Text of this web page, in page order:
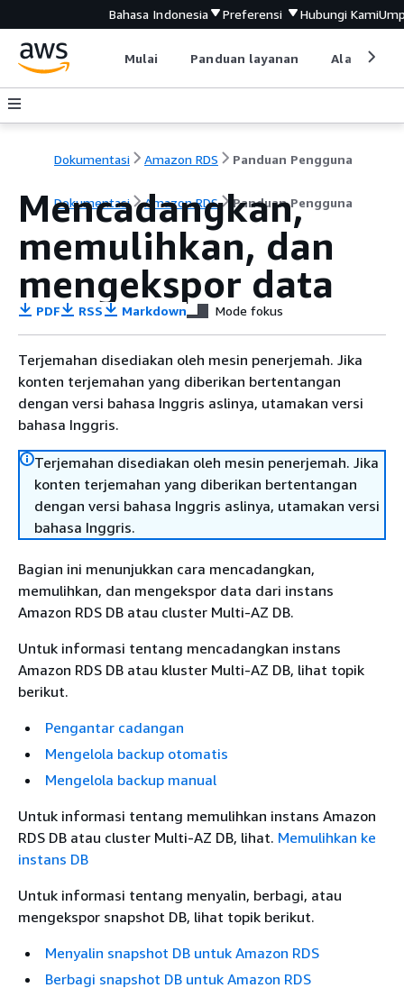
Bahasa Indonesia Preferensi Hubungi Kami
Mulai Panduan layanan Alat
Dokumentasi Amazon RDS Panduan Pengguna
Dokumentasi Amazon RDS Panduan Pengguna
Mencadangkan,
memulihkan, dan
mengekspor data
PDF RSS Markdown Mode fokus
Terjemahan disediakan oleh mesin penerjemah. Jika
konten terjemahan yang diberikan bertentangan
dengan versi bahasa Inggris aslinya, utamakan versi
bahasa Inggris.
Terjemahan disediakan oleh mesin penerjemah. Jika
konten terjemahan yang diberikan bertentangan
dengan versi bahasa Inggris aslinya, utamakan versi
bahasa Inggris.
Bagian ini menunjukkan cara mencadangkan,
memulihkan, dan mengekspor data dari instans
Amazon RDS DB atau cluster Multi-AZ DB.
Untuk informasi tentang mencadangkan instans
Amazon RDS DB atau kluster Multi-AZ DB, lihat topik
berikut.
Pengantar cadangan
Mengelola backup otomatis
Mengelola backup manual
Untuk informasi tentang memulihkan instans Amazon
RDS DB atau cluster Multi-AZ DB, lihat. Memulihkan ke
instans DB
Untuk informasi tentang menyalin, berbagi, atau
mengekspor snapshot DB, lihat topik berikut.
Menyalin snapshot DB untuk Amazon RDS
Berbagi snapshot DB untuk Amazon RDS